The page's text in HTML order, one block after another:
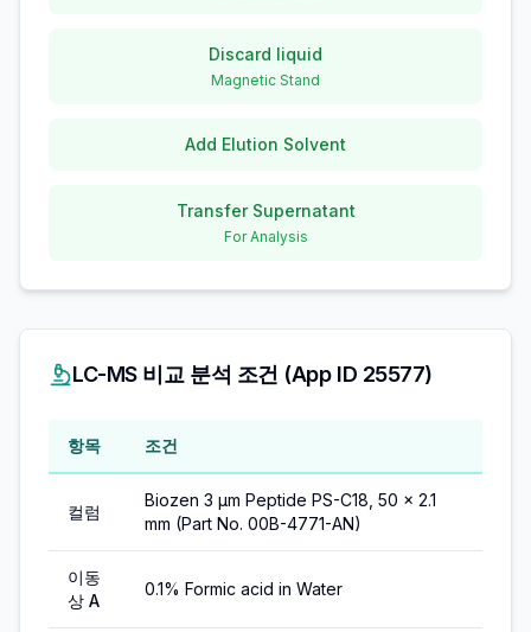
Discard liquid
Magnetic Stand
Add Elution Solvent
Transfer Supernatant
For Analysis
LC-MS 비교 분석 조건 (App ID 25577)
항목 조건
컬럼
Biozen 3 µm Peptide PS-C18, 50 x 2.1
mm (Part No. 00B-4771-AN)
이동
상 A
0.1% Formic acid in Water